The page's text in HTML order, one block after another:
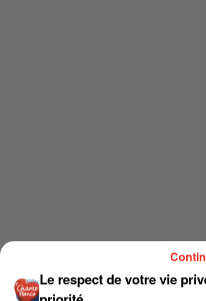
Le respect de votre vie